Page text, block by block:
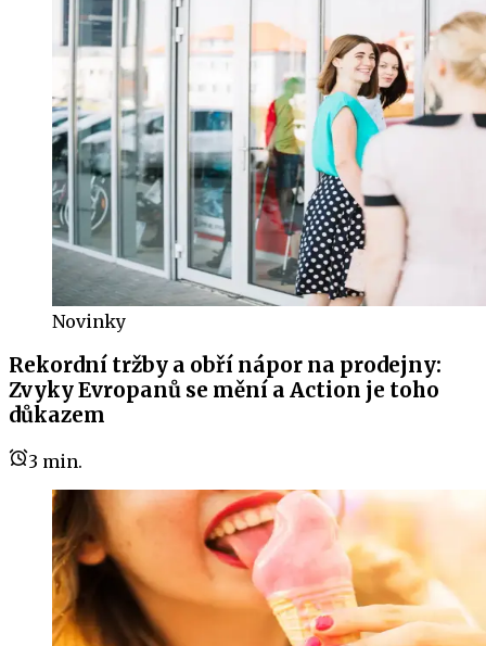
Novinky
Rekordní tržby a obří nápor na prodejny:
Zvyky Evropanů se mění a Action je toho
důkazem
3 min.